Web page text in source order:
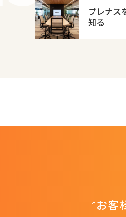
プレナス
知る
”お客